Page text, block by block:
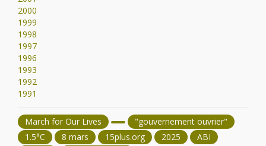
2000
1999
1998
1997
1996
1993
1992
1991
March for Our Lives
"gouvernement ouvrier"
1.5°C
8 mars 15plus.org 2025
ABI